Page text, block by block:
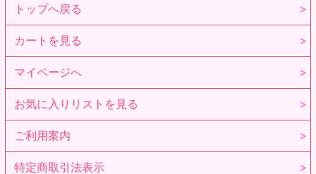
トップへ戻る
カートを見る
マイページへ
お気に入りリストを見る
ご利用案内
特定商取引法表示